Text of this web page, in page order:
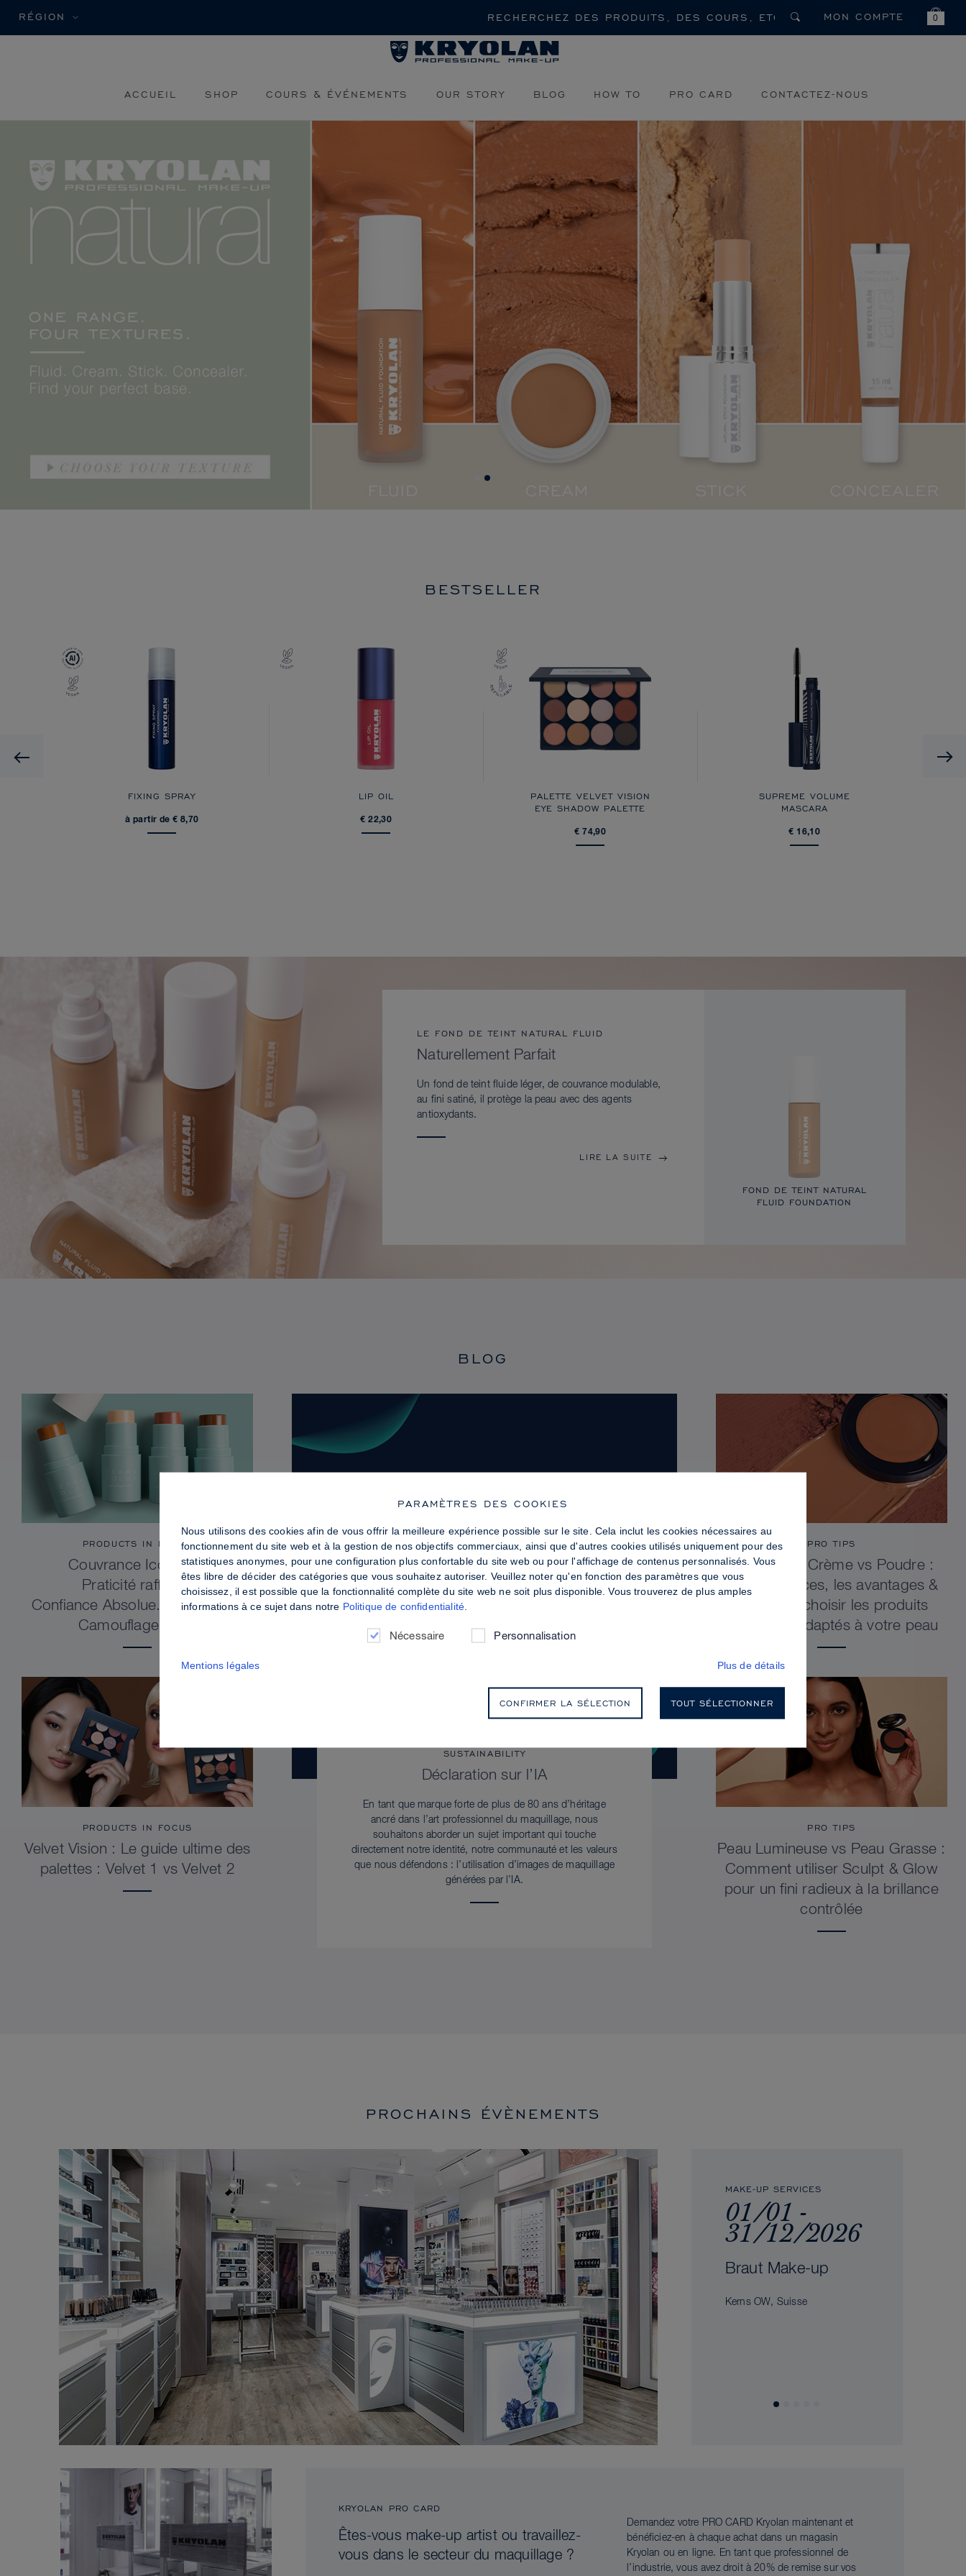
RÉGION Rechercher MON COMPTE 0
ACCUEIL SHOP COURS & ÉVÉNEMENTS OUR STORY BLOG HOW TO PRO CARD CONTACTEZ-NOUS
BESTSELLER
FIXING SPRAY
à partir de € 8,70
LIP OIL
€ 22,30
PALETTE VELVET VISION
EYE SHADOW PALETTE
€ 74,90
SUPREME VOLUME
MASCARA
€ 16,10
LE FOND DE TEINT NATURAL FLUID
Naturellement Parfait
Un fond de teint fluide léger, de couvrance modulable,
au fini satiné, il protège la peau avec des agents
antioxydants.
LIRE LA SUITE
FOND DE TEINT NATURAL
FLUID FOUNDATION
BLOG
SUSTAINABILITY
Déclaration sur l’IA
En tant que marque forte de plus de 80 ans d’héritage
ancré dans l’art professionnel du maquillage, nous
souhaitons aborder un sujet important qui touche
directement notre identité, notre communauté et les valeurs
que nous défendons : l’utilisation d’images de maquillage
générées par l’IA.
PRODUCTS IN FOCUS
Couvrance Iconique.
Praticité raffinée.
Confiance Absolue. Dermacolor
Camouflage Stick
PRODUCTS IN FOCUS
Velvet Vision : Le guide ultime des
palettes : Velvet 1 vs Velvet 2
PRO TIPS
Contouring Crème vs Poudre :
Les différences, les avantages &
comment choisir les produits
sculptants adaptés à votre peau
PRO TIPS
Peau Lumineuse vs Peau Grasse :
Comment utiliser Sculpt & Glow
pour un fini radieux à la brillance
contrôlée
PROCHAINS ÉVÈNEMENTS
MAKE-UP SERVICES
01/01 -
31/12/2026
Braut Make-up
Kerns OW, Suisse
KRYOLAN PRO CARD
Êtes-vous make-up artist ou travaillez-
vous dans le secteur du maquillage ?
Demandez votre PRO CARD Kryolan maintenant et
bénéficiez-en à chaque achat dans un magasin
Kryolan ou en ligne. En tant que professionnel de
l’industrie, vous avez droit à 20% de remise sur vos
PARAMÈTRES DES COOKIES
Nous utilisons des cookies afin de vous offrir la meilleure expérience possible sur le site. Cela inclut les cookies nécessaires au
fonctionnement du site web et à la gestion de nos objectifs commerciaux, ainsi que d'autres cookies utilisés uniquement pour des
statistiques anonymes, pour une configuration plus confortable du site web ou pour l'affichage de contenus personnalisés. Vous
êtes libre de décider des catégories que vous souhaitez autoriser. Veuillez noter qu'en fonction des paramètres que vous
choisissez, il est possible que la fonctionnalité complète du site web ne soit plus disponible. Vous trouverez de plus amples
informations à ce sujet dans notre Politique de confidentialité
Nécessaire Personnalisation
Mentions légales Plus de détails
CONFIRMER LA SÉLECTION TOUT SÉLECTIONNER